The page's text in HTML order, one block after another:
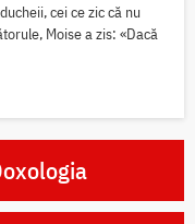
cei ce zic că nu
Moise a zis: «Dacă